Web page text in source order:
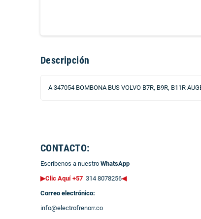
Descripción
A 347054 BOMBONA BUS VOLVO B7R, B9R, B11R
CONTACTO:
Escríbenos a nuestro WhatsApp
▶Clic Aquí +57 314 8078256◀
Correo electrónico:
info@electrofrenorr.co